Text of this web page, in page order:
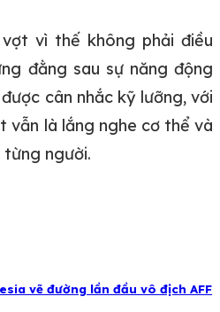
vì thế không phải điều
đằng sau sự năng động
cân nhắc kỹ lưỡng, với
vẫn là lắng nghe cơ thể và
người.
vẽ đường lần đầu vô địch AFF